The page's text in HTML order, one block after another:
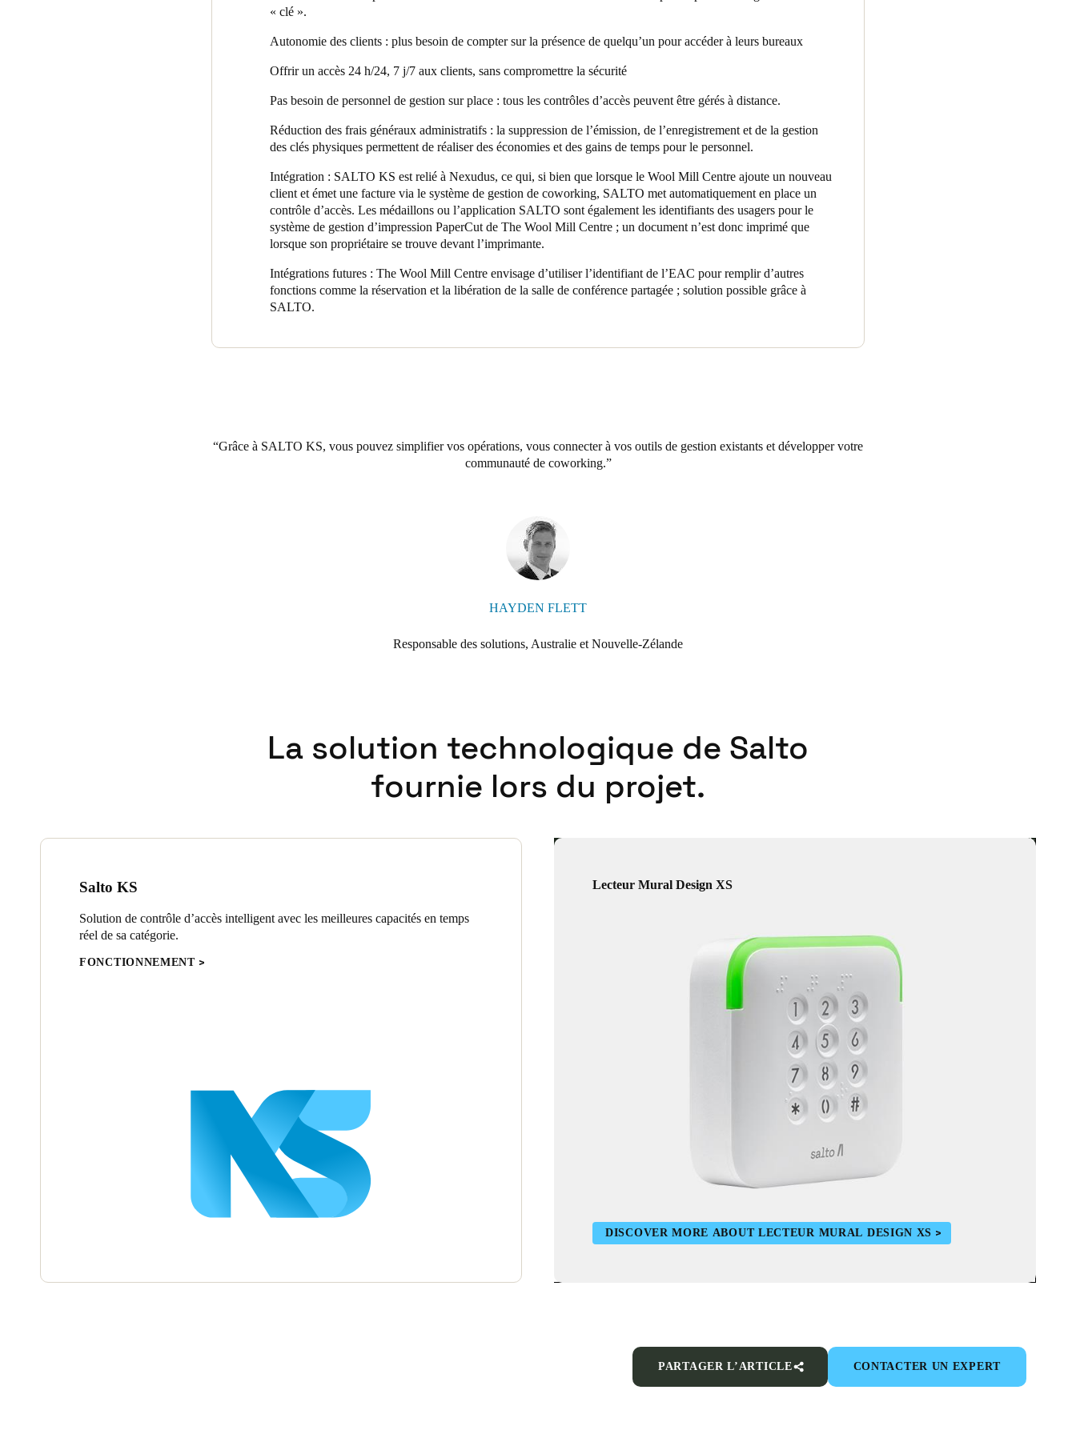
« clé ».
Autonomie des clients : plus besoin de compter sur la présence de quelqu’un pour accéder à leurs bureaux
Offrir un accès 24 h/24, 7 j/7 aux clients, sans compromettre la sécurité
Pas besoin de personnel de gestion sur place : tous les contrôles d’accès peuvent être gérés à distance.
Réduction des frais généraux administratifs : la suppression de l’émission, de l’enregistrement et de la gestion
des clés physiques permettent de réaliser des économies et des gains de temps pour le personnel.
Intégration : SALTO KS est relié à Nexudus, ce qui, si bien que lorsque le Wool Mill Centre ajoute un nouveau
client et émet une facture via le système de gestion de coworking, SALTO met automatiquement en place un
contrôle d’accès. Les médaillons ou l’application SALTO sont également les identifiants des usagers pour le
système de gestion d’impression PaperCut de The Wool Mill Centre ; un document n’est donc imprimé que
lorsque son propriétaire se trouve devant l’imprimante.
Intégrations futures : The Wool Mill Centre envisage d’utiliser l’identifiant de l’EAC pour remplir d’autres
fonctions comme la réservation et la libération de la salle de conférence partagée ; solution possible grâce à
SALTO.
Grâce à SALTO KS, vous pouvez simplifier vos opérations, vous connecter à vos outils de gestion existants et développer votre
communauté de coworking.
HAYDEN FLETT
Responsable des solutions, Australie et Nouvelle-Zélande
La solution technologique de Salto
fournie lors du projet.
Salto KS
Solution de contrôle d’accès intelligent avec les meilleures capacités en temps
réel de sa catégorie.
FONCTIONNEMENT
Lecteur Mural Design XS
DISCOVER MORE ABOUT LECTEUR MURAL DESIGN XS
PARTAGER L’ARTICLE CONTACTER UN EXPERT